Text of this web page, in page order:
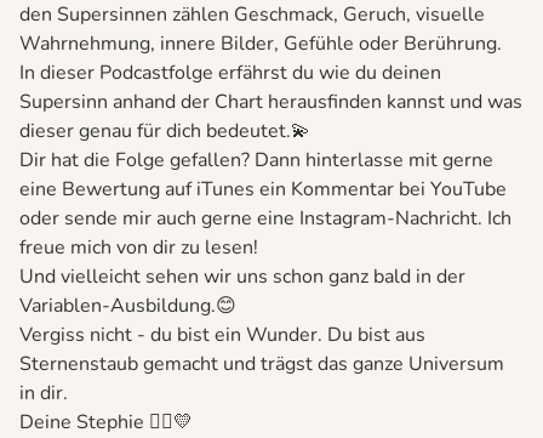
den Supersinnen zählen Geschmack, Geruch, visuelle
Wahrnehmung, innere Bilder, Gefühle oder Berührung.
In dieser Podcastfolge erfährst du wie du deinen
Supersinn anhand der Chart herausfinden kannst und was
dieser genau für dich bedeutet.💫
Dir hat die Folge gefallen? Dann hinterlasse mit gerne
eine Bewertung auf iTunes ein Kommentar bei YouTube
oder sende mir auch gerne eine Instagram-Nachricht. Ich
freue mich von dir zu lesen!
Und vielleicht sehen wir uns schon ganz bald in der
Variablen-Ausbildung.😊
Vergiss nicht - du bist ein Wunder. Du bist aus
Sternenstaub gemacht und trägst das ganze Universum
in dir.
Deine Stephie 🙋‍♀️💛